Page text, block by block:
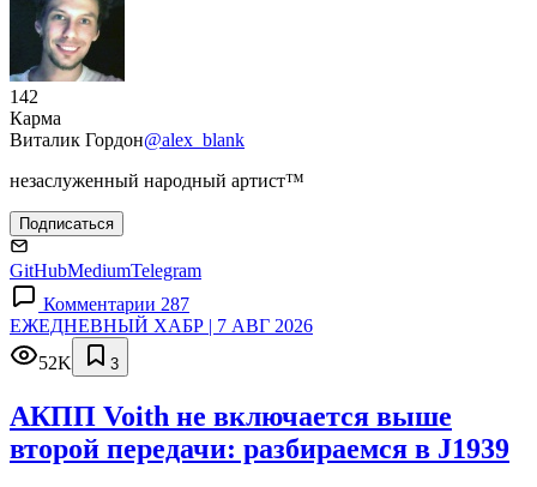
142
Карма
Виталик Гордон@alex_blank
незаслуженный народный артист™
Подписаться
GitHubMediumTelegram
Комментарии 287
ЕЖЕДНЕВНЫЙ ХАБР | 7 АВГ 2026
52K
3
АКПП Voith не включается выше
второй передачи: разбираемся в J1939